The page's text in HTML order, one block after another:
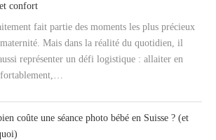
confort
fait partie des moments les plus précieux
Mais dans la réalité du quotidien, il
représenter un défi logistique : allaiter en
coûte une séance photo bébé en Suisse ? (et